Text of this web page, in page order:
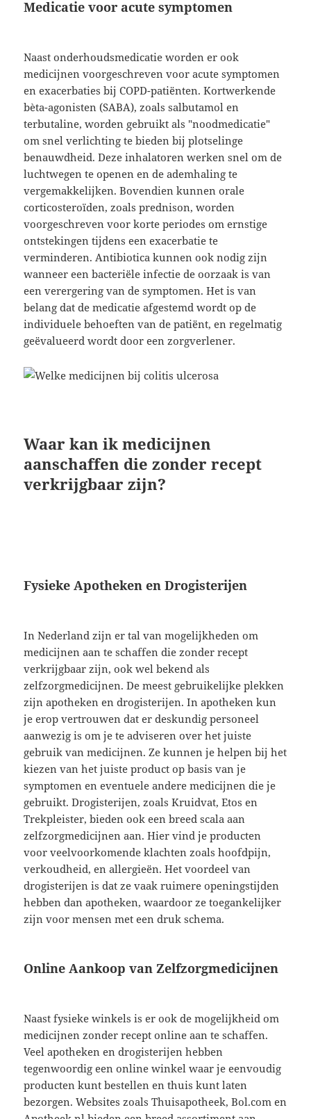
Medicatie voor acute symptomen
Naast onderhoudsmedicatie worden er ook
medicijnen voorgeschreven voor acute symptomen
en exacerbaties bij COPD-patiënten. Kortwerkende
bèta-agonisten (SABA), zoals salbutamol en
terbutaline, worden gebruikt als "noodmedicatie"
om snel verlichting te bieden bij plotselinge
benauwdheid. Deze inhalatoren werken snel om de
luchtwegen te openen en de ademhaling te
vergemakkelijken. Bovendien kunnen orale
corticosteroïden, zoals prednison, worden
voorgeschreven voor korte periodes om ernstige
ontstekingen tijdens een exacerbatie te
verminderen. Antibiotica kunnen ook nodig zijn
wanneer een bacteriële infectie de oorzaak is van
een verergering van de symptomen. Het is van
belang dat de medicatie afgestemd wordt op de
individuele behoeften van de patiënt, en regelmatig
geëvalueerd wordt door een zorgverlener.
Waar kan ik medicijnen
aanschaffen die zonder recept
verkrijgbaar zijn?
Fysieke Apotheken en Drogisterijen
In Nederland zijn er tal van mogelijkheden om
medicijnen aan te schaffen die zonder recept
verkrijgbaar zijn, ook wel bekend als
zelfzorgmedicijnen. De meest gebruikelijke plekken
zijn apotheken en drogisterijen. In apotheken kun
je erop vertrouwen dat er deskundig personeel
aanwezig is om je te adviseren over het juiste
gebruik van medicijnen. Ze kunnen je helpen bij het
kiezen van het juiste product op basis van je
symptomen en eventuele andere medicijnen die je
gebruikt. Drogisterijen, zoals Kruidvat, Etos en
Trekpleister, bieden ook een breed scala aan
zelfzorgmedicijnen aan. Hier vind je producten
voor veelvoorkomende klachten zoals hoofdpijn,
verkoudheid, en allergieën. Het voordeel van
drogisterijen is dat ze vaak ruimere openingstijden
hebben dan apotheken, waardoor ze toegankelijker
zijn voor mensen met een druk schema.
Online Aankoop van Zelfzorgmedicijnen
Naast fysieke winkels is er ook de mogelijkheid om
medicijnen zonder recept online aan te schaffen.
Veel apotheken en drogisterijen hebben
tegenwoordig een online winkel waar je eenvoudig
producten kunt bestellen en thuis kunt laten
bezorgen. Websites zoals Thuisapotheek, Bol.com en